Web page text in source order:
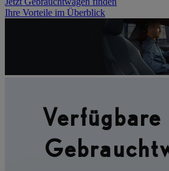
Ihre Vorteile im Überblick
Verfügbare